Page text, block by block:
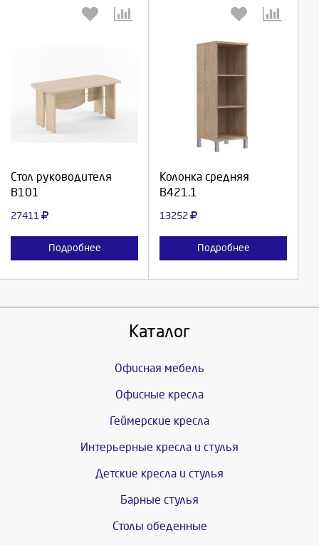
Стол руководителя
В101
27411
Подробнее
Выберите количество:
Колонка средняя
В421.1
13252
Подробнее
Каталог
Офисная мебель
Офисные кресла
Геймерские кресла
Интерьерные кресла и стулья
Детские кресла и стулья
Барные стулья
Столы обеденные